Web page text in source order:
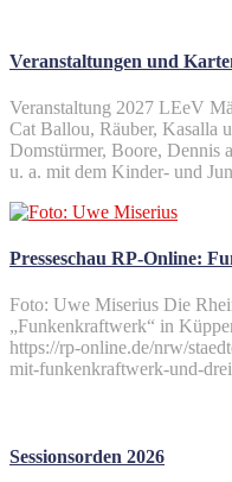
Veranstaltungen und
Veranstaltung 2027 LEeV
Cat Ballou, Räuber, Kasalla
Domstürmer, Boore, Dennis
u. a. mit dem Kinder- und
Presseschau RP-Online:
Foto: Uwe Miserius Die
„Funkenkraftwerk“ in
https://rp-online.de/nrw/
mit-funkenkraftwerk-und-
Sessionsorden 2026